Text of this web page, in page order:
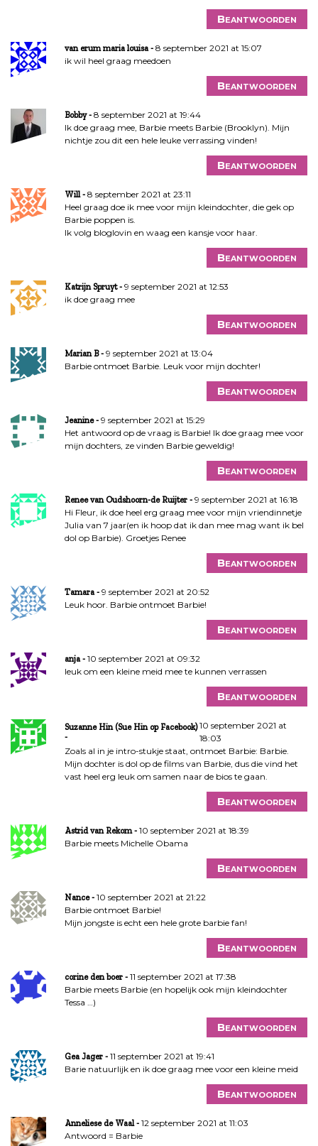
Beantwoorden
van erum maria louisa
8 september 2021 at 15:07
ik wil heel graag meedoen
Beantwoorden
Bobby
8 september 2021 at 19:44
Ik doe graag mee, Barbie meets Barbie (Brooklyn). Mijn
nichtje zou dit een hele leuke verrassing vinden!
Beantwoorden
Will
8 september 2021 at 23:11
Heel graag doe ik mee voor mijn kleindochter, die gek op
Barbie poppen is.
Ik volg bloglovin en waag een kansje voor haar.
Beantwoorden
Katrijn Spruyt
9 september 2021 at 12:53
ik doe graag mee
Beantwoorden
Marian B
9 september 2021 at 13:04
Barbie ontmoet Barbie. Leuk voor mijn dochter!
Beantwoorden
Jeanine
9 september 2021 at 15:29
Het antwoord op de vraag is Barbie! Ik doe graag mee voor
mijn dochters, ze vinden Barbie geweldig!
Beantwoorden
Renee van Oudshoorn-de Ruijter
9 september 2021 at 16:18
Hi Fleur, ik doe heel erg graag mee voor mijn vriendinnetje
Julia van 7 jaar(en ik hoop dat ik dan mee mag want ik bel
dol op Barbie). Groetjes Renee
Beantwoorden
Tamara
9 september 2021 at 20:52
Leuk hoor. Barbie ontmoet Barbie!
Beantwoorden
anja
10 september 2021 at 09:32
leuk om een kleine meid mee te kunnen verrassen
Beantwoorden
Suzanne Hin (Sue Hin op Facebook) 10 september 2021 at
18:03
Zoals al in je intro-stukje staat, ontmoet Barbie: Barbie.
Mijn dochter is dol op de films van Barbie, dus die vind het
vast heel erg leuk om samen naar de bios te gaan.
Beantwoorden
Astrid van Rekom
10 september 2021 at 18:39
Barbie meets Michelle Obama
Beantwoorden
Nance
10 september 2021 at 21:22
Barbie ontmoet Barbie!
Mijn jongste is echt een hele grote barbie fan!
Beantwoorden
corine den boer
11 september 2021 at 17:38
Barbie meets Barbie (en hopelijk ook mijn kleindochter
Tessa …)
Beantwoorden
Gea Jager
11 september 2021 at 19:41
Barie natuurlijk en ik doe graag mee voor een kleine meid
Beantwoorden
Anneliese de Waal
12 september 2021 at 11:03
Antwoord = Barbie